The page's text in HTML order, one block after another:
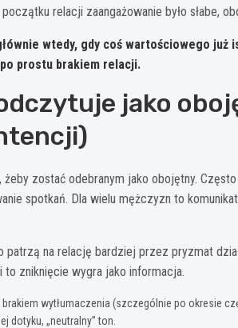
początku relacji zaangażowanie było słabe,
wtedy, gdy coś wartościowego już
prostu brakiem relacji.
jako
żeby zostać odebranym jako obojętny.
spotkań. Dla wielu mężczyzn to
na relację bardziej przez pryzmat
zniknięcie wygra jako informacja.
wytłumaczenia (szczególnie po okresie
dotyku, „neutralny” ton.